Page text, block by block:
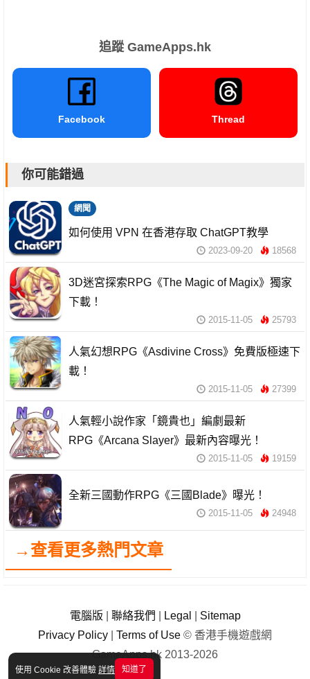
使用 Cookie 改善體驗 詳情 知道了
追蹤 GameApps.hk
Facebook Thread
你可能錯過
網聞
如何使用 VPN 在香港存取 ChatGPT教學
2023-09-20 18568
3D迷宮探索RPG《The Magic of Magix》獨家
下載！
2015-11-05 25793
人氣幻想RPG《Asdivine Cross》免費版極速下
載！
2015-11-05 27399
人氣輕小說作家「鏡貴也」編劇最新
RPG《Arcana Slayer》最新內容曝光！
2015-11-05 19159
全新三國動作RPG《三國Blade》曝光！
2015-11-05 24948
→查看更多熱門文章
電腦版 聯絡我們 Legal
Sitemap
Privacy Policy
Terms of Use © 香港手機遊戲網
GameApps.hk 2013-2026